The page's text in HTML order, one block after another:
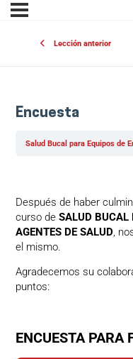
Lección anterior
Encuesta
Después de haber
curso de SALUD BUCAL
AGENTES DE SALUD,
el mismo.
Agradecemos su
puntos:
ENCUESTA PARA